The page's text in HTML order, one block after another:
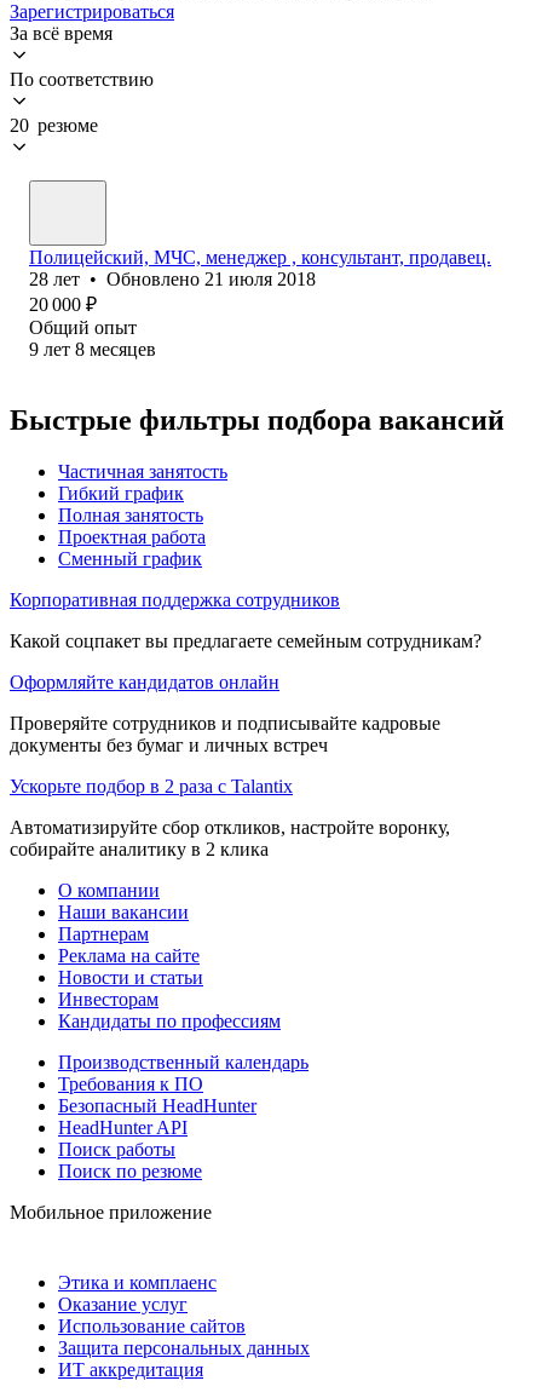
Зарегистрироваться
За всё время
По соответствию
20 резюме
Полицейский, МЧС, менеджер , консультант, продавец.
28 лет • Обновлено 21 июля 2018
20 000 ₽
Общий опыт
9 лет 8 месяцев
Быстрые фильтры подбора вакансий
Частичная занятость
Гибкий график
Полная занятость
Проектная работа
Сменный график
Корпоративная поддержка сотрудников
Какой соцпакет вы предлагаете семейным сотрудникам?
Оформляйте кандидатов онлайн
Проверяйте сотрудников и подписывайте кадровые
документы без бумаг и личных встреч
Ускорьте подбор в 2 раза с Talantix
Автоматизируйте сбор откликов, настройте воронку,
собирайте аналитику в 2 клика
О компании
Наши вакансии
Партнерам
Реклама на сайте
Новости и статьи
Инвесторам
Кандидаты по профессиям
Производственный календарь
Требования к ПО
Безопасный HeadHunter
HeadHunter API
Поиск работы
Поиск по резюме
Мобильное приложение
Этика и комплаенс
Оказание услуг
Использование сайтов
Защита персональных данных
ИТ аккредитация